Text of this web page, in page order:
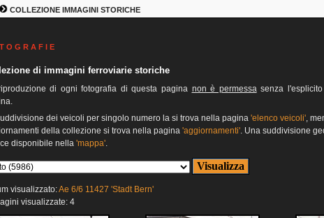
COLLEZIONE IMMAGINI STORICHE
O G R A F I E
di immagini ferroviarie storiche
di ogni fotografia di questa pagina non è permessasenza
dei veicoli per singolo numero la si trova nella pagina 'elenco veicoli',
della collezione si trova nella pagina 'aggiornamenti'. Una suddivisione
disponibile nella 'mappa'.
visualizzato:Ae 6/6 11427 'Stadt Bern'
visualizzate: 4